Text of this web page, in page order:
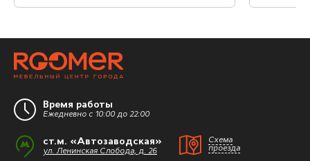
Время работы
Ежедневно с 10:00 до 22:00
ст.м. «Автозаводская»
ул. Ленинская Слобода, д. 26
Схема
проезда